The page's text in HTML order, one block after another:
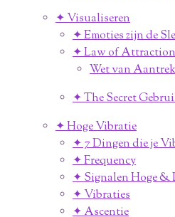
✦ Visualiseren
✦ Emoties zijn de
✦ Law of Attraction
Wet van
✦ The Secret
✦ Hoge Vibratie
✦ 7 Dingen die je
✦ Frequency
✦ Signalen Hoge &
✦ Vibraties
✦ Ascentie